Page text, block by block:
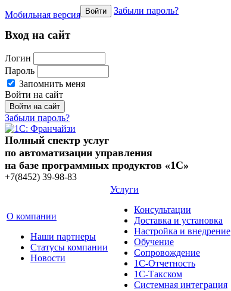
Мобильная версия Войти Забыли пароль?
Вход на сайт
Логин
Пароль
Запомнить меня
Войти на сайт
Забыли пароль?
Полный спектр услуг
по автоматизации управления
на базе программных продуктов «1С»
+7(8452) 39-98-83
О компании
Наши партнеры
Статусы компании
Новости
Услуги
Консультации
Доставка и установка
Настройка и внедрение
Обучение
Сопровождение
1C-Отчетность
1С-Такском
Системная интеграция